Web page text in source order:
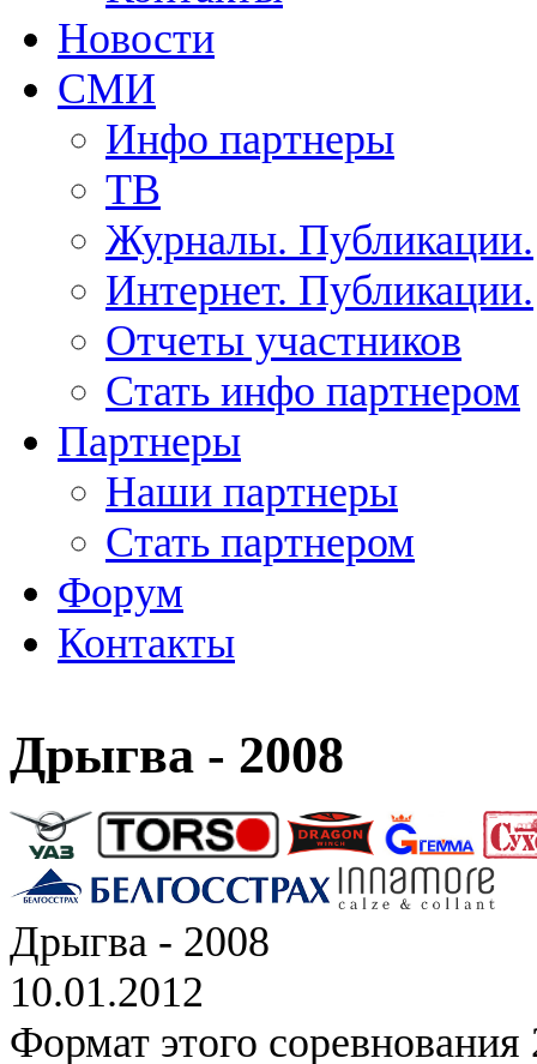
Новости
СМИ
Инфо партнеры
ТВ
Журналы. Публикации.
Интернет. Публикации.
Отчеты участников
Стать инфо партнером
Партнеры
Наши партнеры
Стать партнером
Форум
Контакты
Дрыгва - 2008
Дрыгва - 2008
10.01.2012
Формат этого соревнования